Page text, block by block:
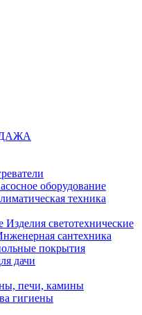
оборудование
техника
Изделия светотехнические
сантехника
покрытия
дачи
печи, камины
гигиены